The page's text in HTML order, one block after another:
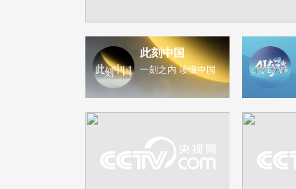
此刻中国
一刻之内 读懂中国